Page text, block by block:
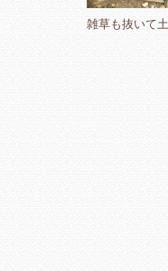
雑草も抜いて